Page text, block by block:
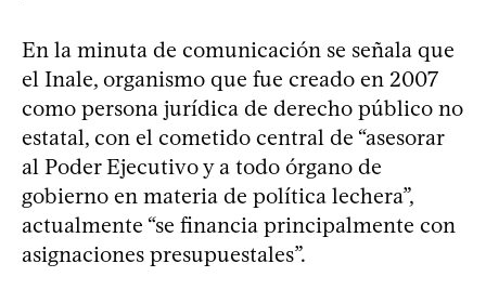
En la minuta de comunicación se señala que
el Inale, organismo que fue creado en 2007
como persona jurídica de derecho público no
estatal, con el cometido central de “asesorar
al Poder Ejecutivo y a todo órgano de
gobierno en materia de política lechera”,
actualmente “se financia principalmente con
asignaciones presupuestales”.